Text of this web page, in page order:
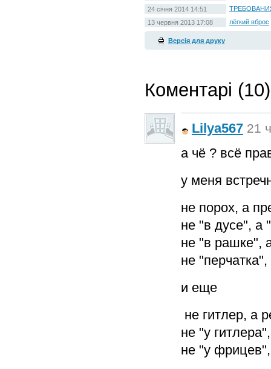
24 січня 2014 14:51
13 червня 2013 17:08
лёгкий вброс
Версія для друку
Коментарі (10)
Lilya567 21
а чё ? всё
у меня
не порох, а
не "в дусе", а
не "в рашке",
не
и еще
не гитлер, а
не "у
не "у